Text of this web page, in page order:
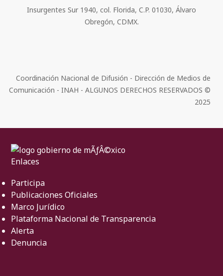
Insurgentes Sur 1940, col. Florida, C.P. 01030, Álvaro
Obregón, CDMX.
Coordinación Nacional de Difusión - Dirección de Medios de
Comunicación - INAH - ALGUNOS DERECHOS RESERVADOS ©
2025
Enlaces
Participa
Publicaciones Oficiales
Marco Jurídico
Plataforma Nacional de Transparencia
Alerta
Denuncia